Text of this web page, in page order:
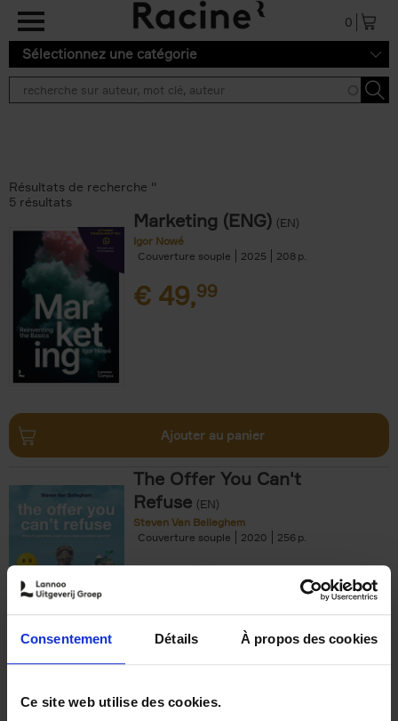
Consentement Détails À propos des cookies
Ce site web utilise des cookies.
Aller au contenu principal
0
Sélectionnez une catégorie
Résultats de recherche ''
5 résultats
Marketing (ENG) (EN)
Igor Nowé
Couverture souple
2025 208
€ 49,99
Ajouter au panier
The Offer You Can't
Refuse (EN)
Steven Van Belleghem
Couverture souple
2020 256
€37,50